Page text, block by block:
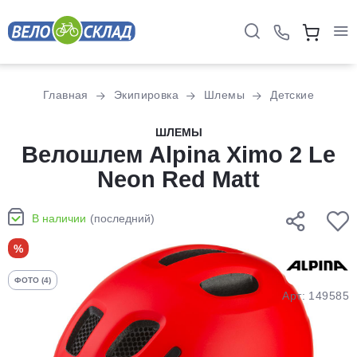
Главная Экипировка Шлемы Детские
ШЛЕМЫ
Велошлем Alpina Ximo 2 Le
Neon Red Matt
В наличии (последний)
%
ФОТО (4)
Арт: 149585
оплатуна части
без переплат
График платежей